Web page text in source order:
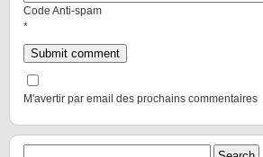
Code Anti-spam
*
M'avertir par email des prochains commentaires